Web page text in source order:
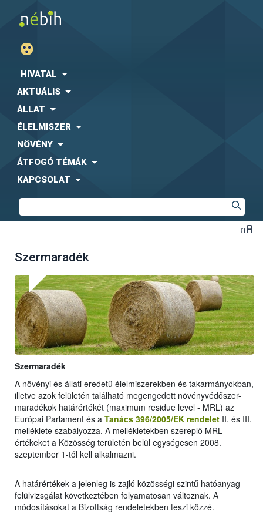
HIVATAL
AKTUÁLIS
ÁLLAT
ÉLELMISZER
NÖVÉNY
ÁTFOGÓ TÉMÁK
KAPCSOLAT
Szermaradék
Szermaradék
A növényi és állati eredetű élelmiszerekben és takarmányokban,
illetve azok felületén található megengedett növényvédőszer-
maradékok határértékét (maximum residue level - MRL) az
Európai Parlament és a Tanács 396/2005/EK rendelet II. és III.
melléklete szabályozza. A mellékletekben szereplő MRL
értékeket a Közösség területén belül egységesen 2008.
szeptember 1-től kell alkalmazni.
A határértékek a jelenleg is zajló közösségi szintű hatóanyag
felülvizsgálat következtében folyamatosan változnak. A
módosításokat a Bizottság rendeletekben teszi közzé.